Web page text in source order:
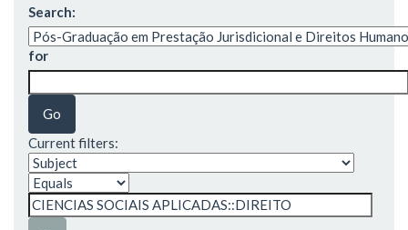
Search:
for
Current filters: